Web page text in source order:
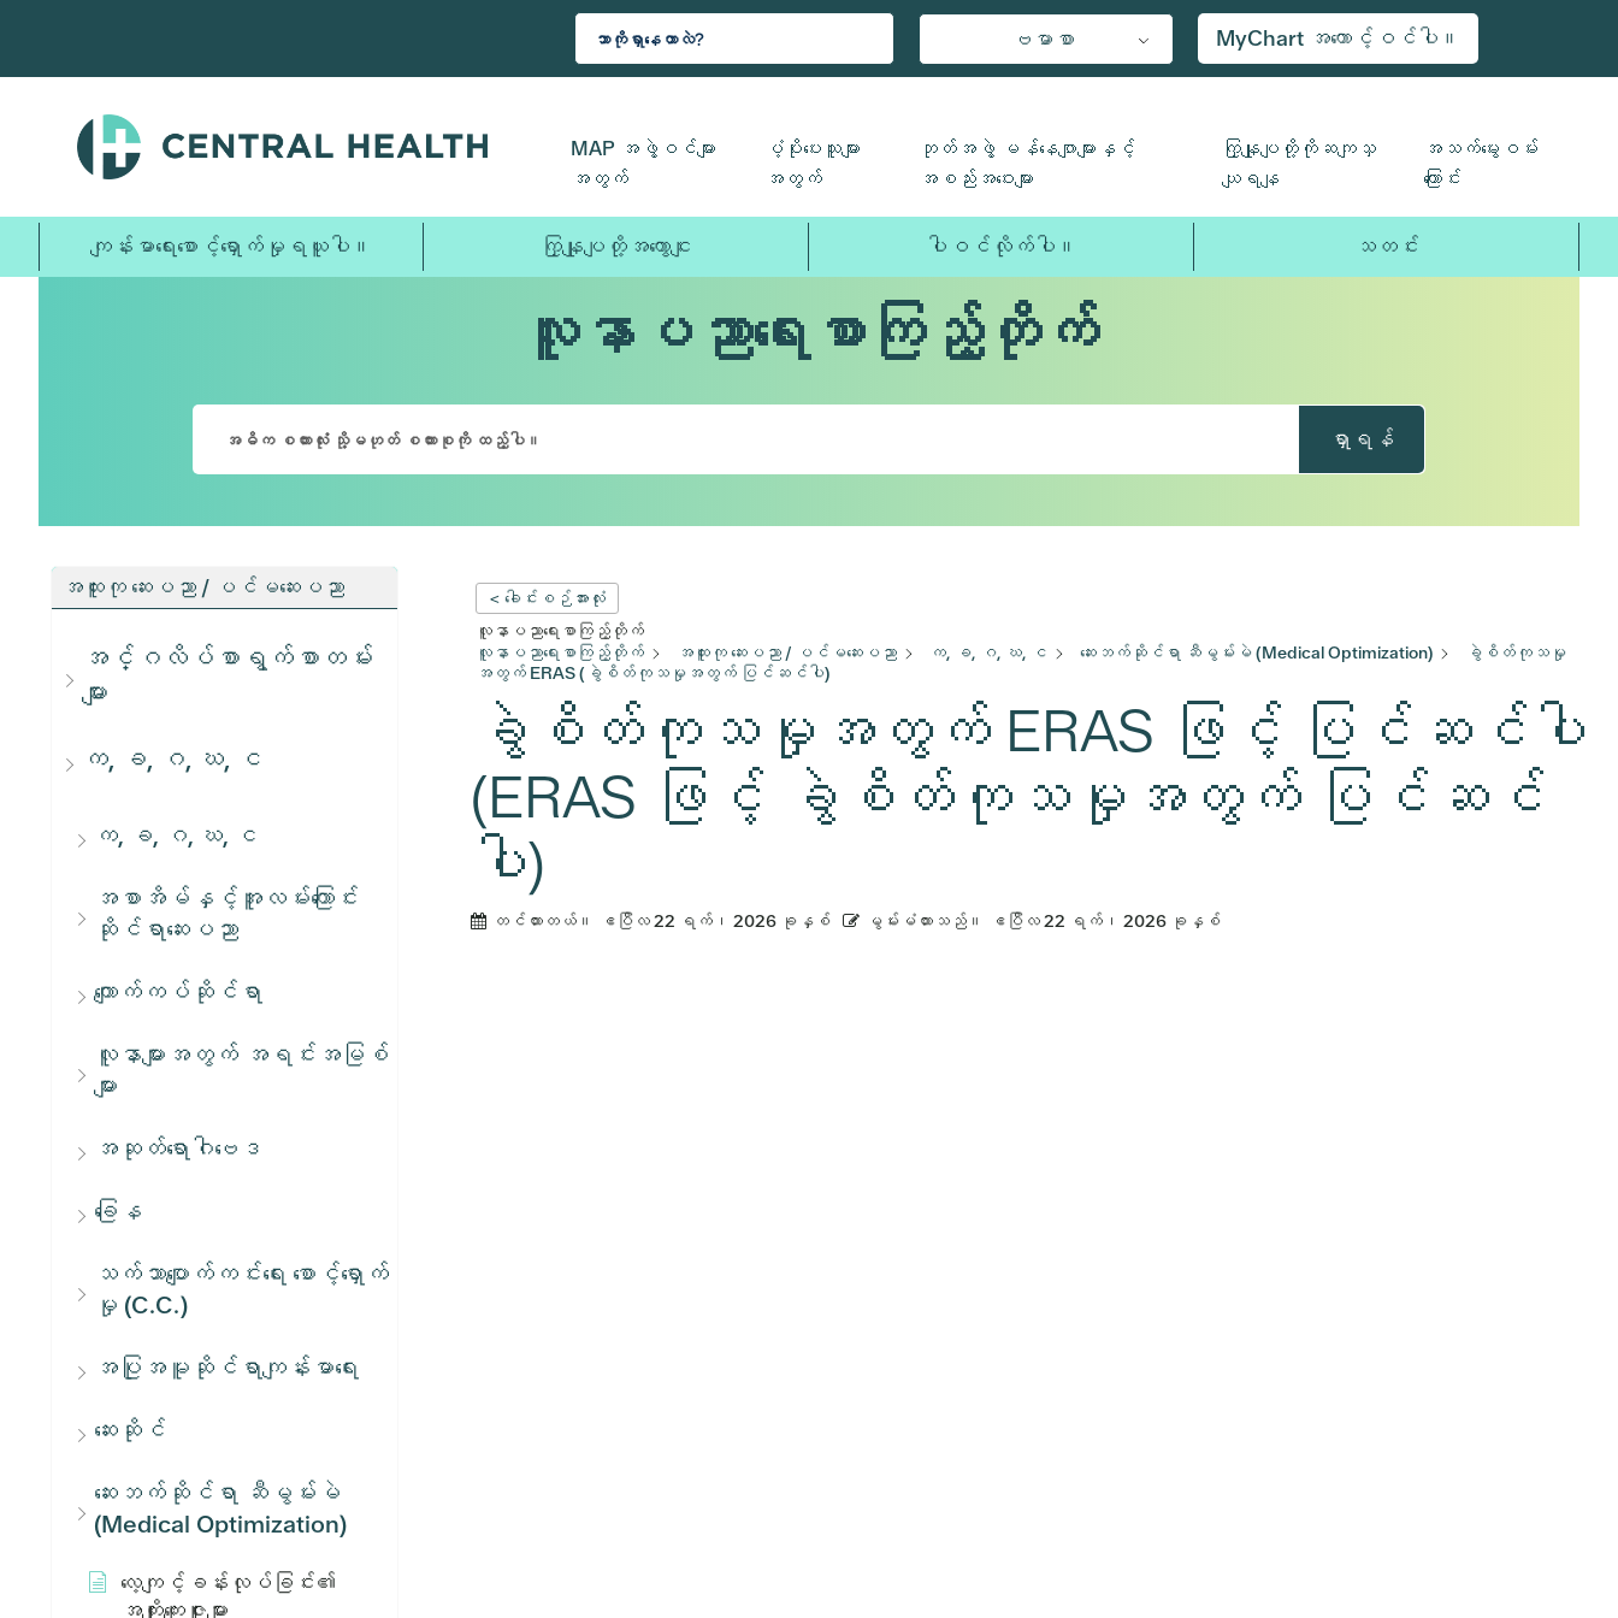
သို့
ပါ။
ဗမာစာ MyChart အကောင့်ဝင်ပါ။
MAP အဖွဲ့ဝင်များ
အတွက်
ပံ့ပိုးပေးသူများ
အတွက်
ဘုတ်အဖွဲ့ မန်နေဂျာများနှင့်
အစည်းအဝေးများ
ကြှနျုပျတို့ကိုဆကျသှ
ယျရနျ
အသက်မွေးဝမ်း
ကြောင်း
ကျန်းမာရေးစောင့်ရှောက်မှုရယူပါ။ ကြှနျုပျတို့အကွောငျး ပါဝင်လိုက်ပါ။ သတင်း
လူနာပညာရေးစာကြည့်တိုက်
ရှာရန်
အထူးကု ဆေးပညာ / ပင်မဆေးပညာ
အင်္ဂလိပ်စာရွက်စာတမ်း
များ
က, ခ, ဂ, ဃ, င
က, ခ, ဂ, ဃ, င
အစာအိမ်နှင့်အူလမ်းကြောင်း
ဆိုင်ရာဆေးပညာ
ကျောက်ကပ်ဆိုင်ရာ
လူနာများအတွက် အရင်းအမြစ်
များ
အဆုတ်ရောဂါဗေဒ
ခြေန
သက်သာပျောက်ကင်းရေး စောင့်ရှောက်
မှု (C.C.)
အပြုအမူဆိုင်ရာကျန်းမာရေး
ဆေးဆိုင်
ဆေးဘက်ဆိုင်ရာ ဆီမွမ်းမဲ
(Medical Optimization)
လေ့ကျင့်ခန်းလုပ်ခြင်း၏
အကျိုးကျေးဇူးများ
< ခေါင်းစဉ်အားလုံး
လူနာပညာရေးစာကြည့်တိုက်
လူနာပညာရေးစာကြည့်တိုက်
အထူးကု ဆေးပညာ / ပင်မဆေးပညာ က, ခ, ဂ, ဃ, င ဆေးဘက်ဆိုင်ရာ ဆီမွမ်းမဲ (Medical Optimization)
ခွဲစိတ်ကုသမှု
အတွက် ERAS (ခွဲစိတ်ကုသမှုအတွက် ပြင်ဆင်ပါ)
ခွဲစိတ်ကုသမှုအတွက် ERAS ဖြင့် ပြင်ဆင်ပါ
(ERAS ဖြင့် ခွဲစိတ်ကုသမှုအတွက် ပြင်ဆင်
ပါ)
တင်ထားတယ်။ ဧပြီလ 22 ရက်၊ 2026 ခုနှစ် မွမ်းမံထားသည်။ ဧပြီလ 22 ရက်၊ 2026 ခုနှစ်